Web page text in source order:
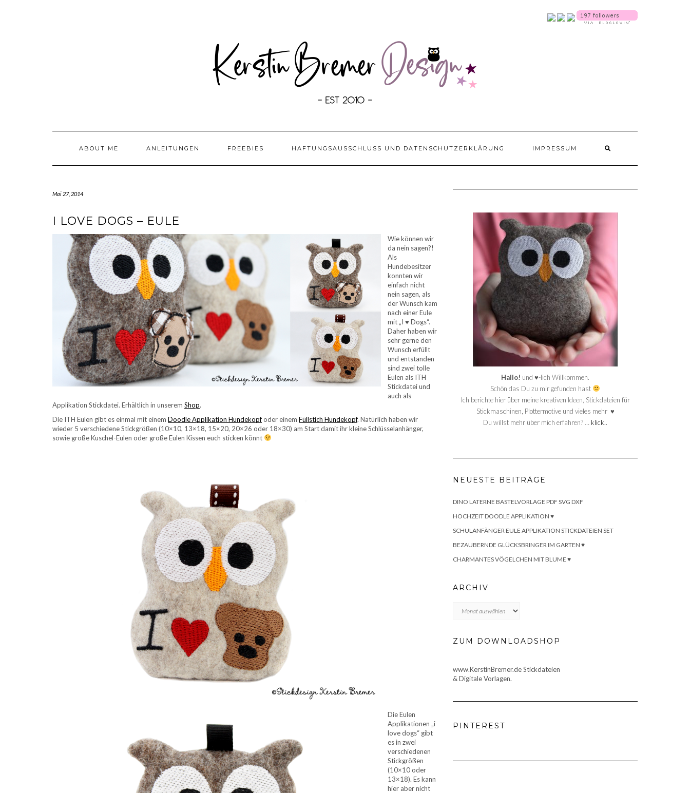
SOCIALMEDIA
ABOUT ME ANLEITUNGEN FREEBIES HAFTUNGSAUSSCHLUSS UND DATENSCHUTZERKLÄRUNG IMPRESSUM
Mai 27, 2014
I LOVE DOGS – EULE
Wie können wir
da nein sagen?!
Als
Hundebesitzer
konnten wir
einfach nicht
nein sagen, als
der Wunsch kam
nach einer Eule
mit „I ♥ Dogs“.
Daher haben wir
sehr gerne den
Wunsch erfüllt
und entstanden
sind zwei tolle
Eulen als ITH
Stickdatei und
auch als
Applikation Stickdatei. Erhältlich in unserem Shop.
Die ITH Eulen gibt es einmal mit einem Doodle Applikation Hundekopfoder einem Füllstich Hundekopf. Natürlich haben wir
wieder 5 verschiedene Stickgrößen (10×10, 13×18, 15×20, 20×26 oder 18×30) am Start damit ihr kleine Schlüsselanhänger,
sowie große Kuschel-Eulen oder große Eulen Kissen euch sticken könnt
Die Eulen
Applikationen „i
love dogs“ gibt
es in zwei
verschiedenen
Stickgrößen
(10×10 oder
13×18). Es kann
hier aber nicht
Hallo! und ♥-lich Willkommen.
Schön das Du zu mir gefunden hast
Ich berichte hier über meine kreativen Ideen, Stickdateien für
Stickmaschinen, Plottermotive und vieles mehr ♥
Du willst mehr über mich erfahren? … klick..
NEUESTE BEITRÄGE
DINO LATERNE BASTELVORLAGE PDF SVG DXF
HOCHZEIT DOODLE APPLIKATION ♥
SCHULANFÄNGER EULE APPLIKATION STICKDATEIEN SET
BEZAUBERNDE GLÜCKSBRINGER IM GARTEN ♥
CHARMANTES VÖGELCHEN MIT BLUME ♥
ARCHIV
ZUM DOWNLOADSHOP
www.KerstinBremer.de Stickdateien
& Digitale Vorlagen.
PINTEREST